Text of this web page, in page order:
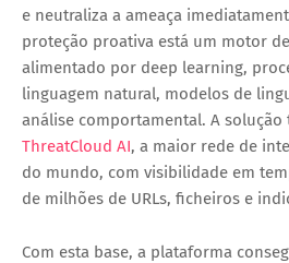
e neutraliza a ameaça
proteção proativa está um motor
alimentado por deep learning,
linguagem natural, modelos de
análise comportamental. A
ThreatCloud AI, a maior rede de
do mundo, com visibilidade em
de milhões de URLs, ficheiros e
Com esta base, a plataforma